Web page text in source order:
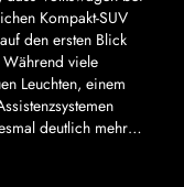
Kompakt-SUV
den ersten Blick
Während viele
Leuchten, einem
deutlich mehr…